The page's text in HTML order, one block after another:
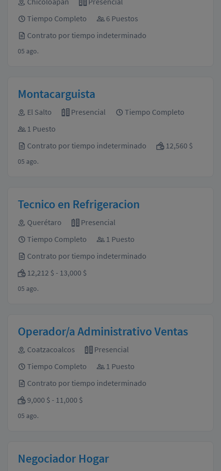
Tiempo Completo
6 Puestos
Contrato por tiempo indeterminado
05 ago.
Montacarguista
El Salto Presencial
Tiempo Completo
1 Puesto
Contrato por tiempo indeterminado
12,560 $
05 ago.
Tecnico en Refrigeracion
Querétaro
Presencial
Tiempo Completo
1 Puesto
Contrato por tiempo indeterminado
12,212 $ - 13,000 $
05 ago.
Operador/a Administrativo Ventas
Coatzacoalcos
Presencial
Tiempo Completo
1 Puesto
Contrato por tiempo indeterminado
9,000 $ - 11,000 $
05 ago.
Negociador Hogar